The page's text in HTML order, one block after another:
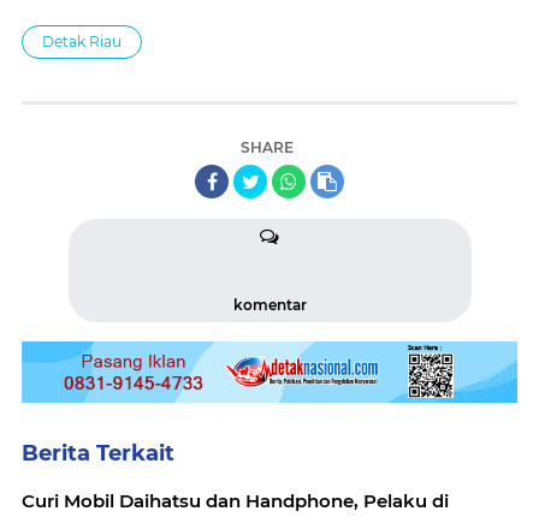
Detak Riau
SHARE
komentar
Berita Terkait
Curi Mobil Daihatsu dan Handphone, Pelaku di